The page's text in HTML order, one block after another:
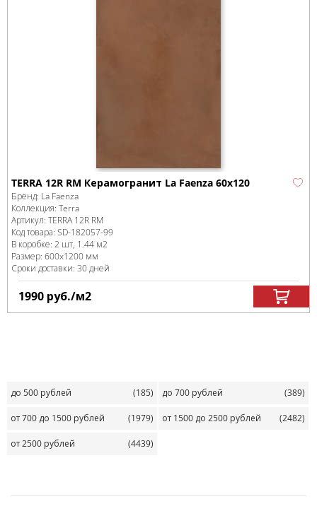
TERRA 12R RM Керамогранит La Faenza 60x120
Бренд: La Faenza
Коллекция: Terra
Артикул: TERRA 12R RM
Код товара: SD-182057-99
В коробке: 2 шт, 1.44 м2
Размер: 600x1200 мм
Сроки доставки: 30 дней
1990 руб./м2
до 500 рублей (185) до 700 рублей (389)
от 700 до 1500 рублей (1979) от 1500 до 2500 рублей (2482)
от 2500 рублей (4439)